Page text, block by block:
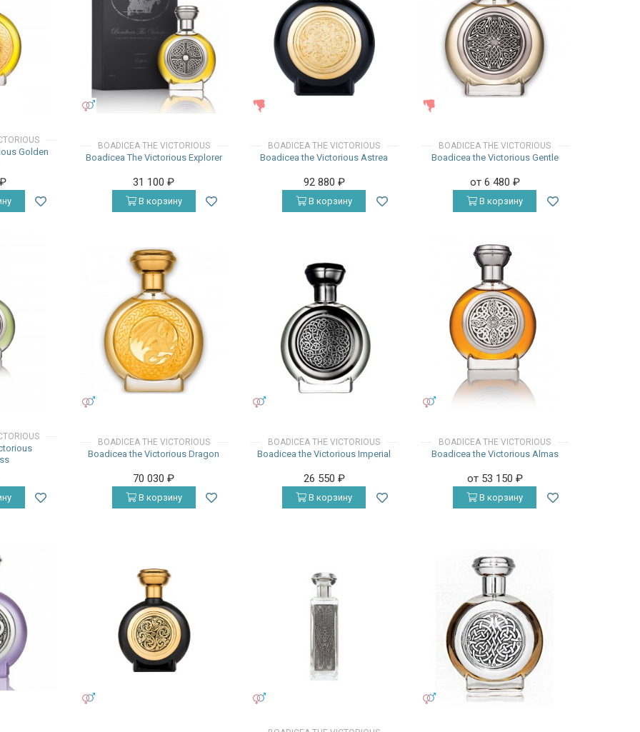
Golden
₽
BOADICEA THE VICTORIOUS
Boadicea The Victorious Explorer
31 100₽
В корзину
BOADICEA THE VICTORIOUS
Boadicea the Victorious Astrea
92 880 ₽
В корзину
BOADICEA THE VICTORIOUS
Boadicea the Victorious Gentle
от 6 480 ₽
В корзину
BOADICEA THE VICTORIOUS
Boadicea the Victorious Dragon
70 030₽
В корзину
BOADICEA THE VICTORIOUS
Boadicea the Victorious Imperial
26 550 ₽
В корзину
BOADICEA THE VICTORIOUS
Boadicea the Victorious Almas
от 53 150 ₽
В корзину
УНИСЕКС